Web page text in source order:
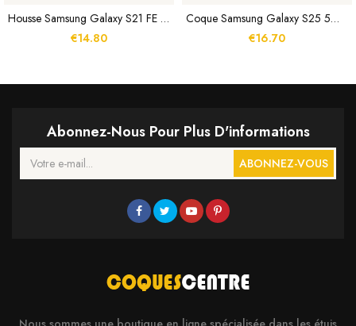
Housse Samsung Galaxy S21 FE Escarpin À Lanière
€14.80
Coque Samsung Galaxy S25 5G Effet Cuir DG.MING
€16.70
Abonnez-Nous Pour Plus D'informations
ABONNEZ-VOUS